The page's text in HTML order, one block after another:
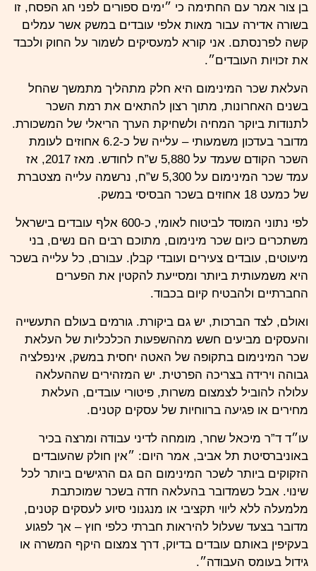
בן צור אמר עם החתימה כי ״ימים ספורים לפני חג הפסח, זו
בשורה אדירה עבור מאות אלפי עובדים במשק אשר עמלים
קשה לפרנסתם. אני קורא למעסיקים לשמור על החוק ולכבד
את זכויות העובדים״.
העלאת שכר המינימום היא חלק מתהליך מתמשך שהחל
בשנים האחרונות, מתוך רצון להתאים את רמת השכר
לתנודות ביוקר המחיה ולשחיקת הערך הריאלי של המשכורת.
מדובר בעדכון משמעותי – עלייה של כ-6.2 אחוזים לעומת
השכר הקודם שעמד על 5,880 ש”ח לחודש. מאז 2017, אז
עמד שכר המינימום על 5,300 ש”ח, נרשמה עלייה מצטברת
של כמעט 18 אחוזים בשכר הבסיסי במשק.
לפי נתוני המוסד לביטוח לאומי, כ-600 אלף עובדים בישראל
משתכרים כיום שכר מינימום, מתוכם רבים הם נשים, בני
מיעוטים, עובדים צעירים ועובדי קבלן. עבורם, כל עלייה בשכר
היא משמעותית ביותר ומסייעת להקטין את הפערים
החברתיים ולהבטיח קיום בכבוד.
ואולם, לצד הברכות, יש גם ביקורת. גורמים בעולם התעשייה
והעסקים מביעים חשש מההשפעות הכלכליות של העלאת
שכר המינימום בתקופה של האטה יחסית במשק, אינפלציה
גבוהה וירידה בצריכה הפרטית. יש המזהירים שההעלאה
עלולה להוביל לצמצום משרות, פיטורי עובדים, העלאת
מחירים או פגיעה ברווחיות של עסקים קטנים.
עו״ד ד”ר מיכאל שחר, מומחה לדיני עבודה ומרצה בכיר
באוניברסיטת תל אביב, אמר היום: ״אין חולק שהעובדים
הזקוקים ביותר לשכר המינימום הם גם הרגישים ביותר לכל
שינוי. אבל כשמדובר בהעלאה חדה בשכר שמוכתבת
מלמעלה ללא ליווי תקציבי או מנגנוני סיוע לעסקים קטנים,
מדובר בצעד שעלול להיראות חברתי כלפי חוץ – אך לפגוע
בעקיפין באותם עובדים בדיוק, דרך צמצום היקף המשרה או
גידול בעומס העבודה״.